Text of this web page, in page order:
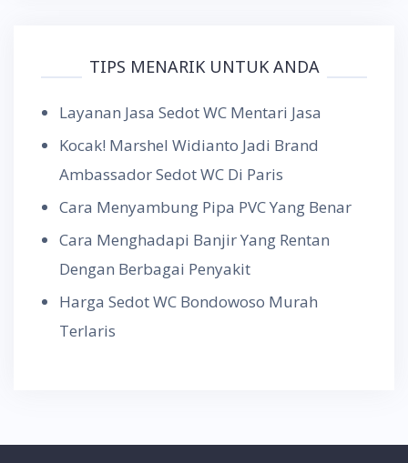
TIPS MENARIK UNTUK ANDA
Layanan Jasa Sedot WC Mentari Jasa
Kocak! Marshel Widianto Jadi Brand
Ambassador Sedot WC Di Paris
Cara Menyambung Pipa PVC Yang Benar
Cara Menghadapi Banjir Yang Rentan
Dengan Berbagai Penyakit
Harga Sedot WC Bondowoso Murah
Terlaris